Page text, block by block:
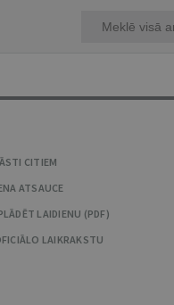
CITIEM
ATSAUCE
LAIDIENU (PDF)
LAIKRAKSTU